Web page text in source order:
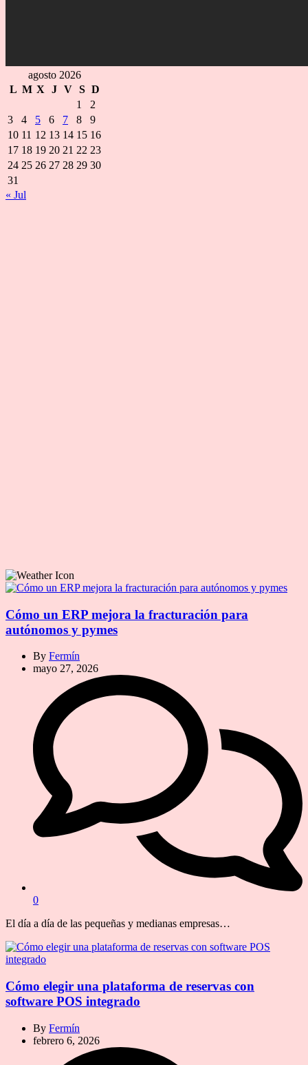
agosto 2026
L M X J V S D
1
2
3
4 5 6 7 8
9
10 11 12 13 14 15 16
17 18 19 20 21 22 23
24 25 26 27 28 29 30
31
« Jul
Cómo un ERP mejora la fracturación para
autónomos y pymes
By Fermín
mayo 27, 2026
0
El día a día de las pequeñas y medianas empresas…
Cómo elegir una plataforma de reservas con
software POS integrado
By Fermín
febrero 6, 2026